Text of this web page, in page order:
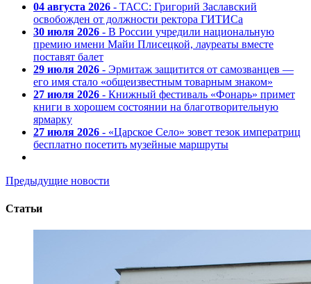
04 августа 2026 - ТАСС: Григорий Заславский
освобожден от должности ректора ГИТИСа
30 июля 2026 - В России учредили национальную
премию имени Майи Плисецкой, лауреаты вместе
поставят балет
29 июля 2026 - Эрмитаж защитится от самозванцев —
его имя стало «общеизвестным товарным знаком»
27 июля 2026 - Книжный фестиваль «Фонарь» примет
книги в хорошем состоянии на благотворительную
ярмарку
27 июля 2026 - «Царское Село» зовет тезок императриц
бесплатно посетить музейные маршруты
Предыдущие новости
Статьи